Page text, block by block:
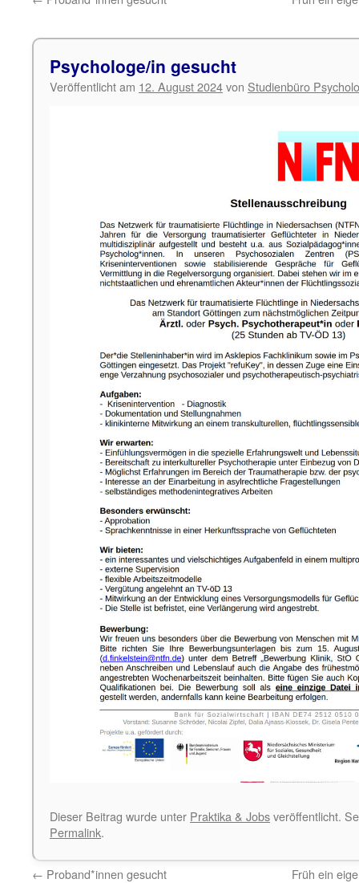
Psychologe/in gesucht
Veröffentlicht am 12. August 2024von Studienbüro
Dieser Beitrag wurde unter Praktika & Jobsveröffentlicht.
Permalink.
← Proband*innen gesucht Früh ein